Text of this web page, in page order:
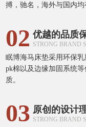
搏，驰名，海外与国内均
02 优越的品质
STRONG BRAND
眠博海马床垫采用环保
pk棉以及边缘加固系统
质。
03 原创的设计
STRONG BRAND